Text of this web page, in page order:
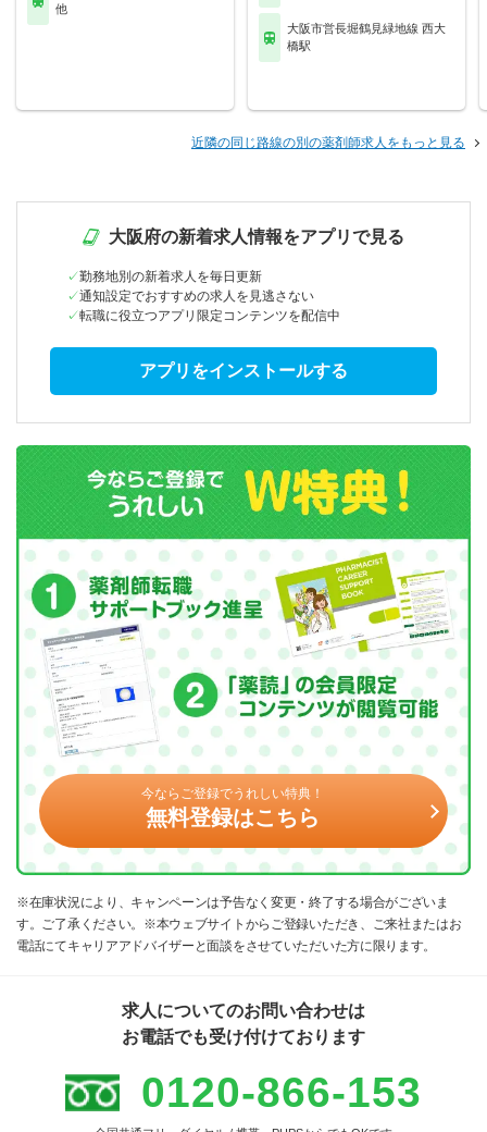
他
大阪市営長堀鶴見緑地線 西大
橋駅
近隣の同じ路線の別の薬剤師求人をもっと見る
大阪府の新着求人情報をアプリで見る
勤務地別の新着求人を毎日更新
通知設定でおすすめの求人を見逃さない
転職に役立つアプリ限定コンテンツを配信中
アプリをインストールする
今ならご登録でうれしい特典！
無料登録はこちら
※在庫状況により、キャンペーンは予告なく変更・終了する場合がございま
す。ご了承ください。※本ウェブサイトからご登録いただき、ご来社またはお
電話にてキャリアアドバイザーと面談をさせていただいた方に限ります。
求人についてのお問い合わせは
お電話でも受け付けております
0120-866-153